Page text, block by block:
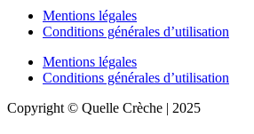
Mentions légales
Conditions générales d’utilisation
Mentions légales
Conditions générales d’utilisation
Copyright © Quelle Crèche | 2025